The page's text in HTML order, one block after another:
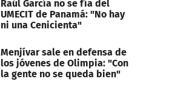
Raúl García no se fía del
UMECIT de Panamá: "No hay
ni una Cenicienta"
Menjívar sale en defensa de
los jóvenes de Olimpia: "Con
la gente no se queda bien"